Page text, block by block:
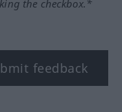
the checkbox.*
feedback